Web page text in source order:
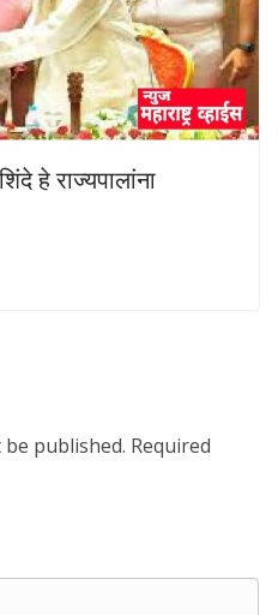
हे राज्यपालांना
published. Required